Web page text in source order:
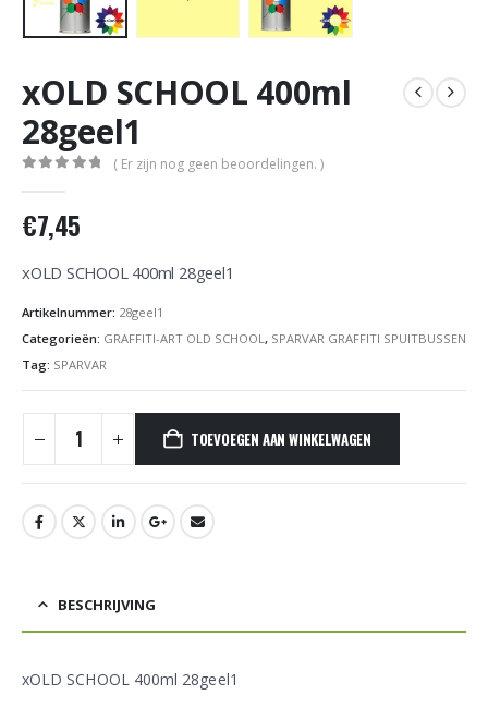
xOLD SCHOOL 400ml
28geel1
( Er zijn nog geen beoordelingen. )
€7,45
xOLD SCHOOL 400ml 28geel1
Artikelnummer: 28geel1
Categorieën: GRAFFITI-ART OLD SCHOOL , SPARVAR GRAFFITI SPUITBUSSEN
Tag: SPARVAR
TOEVOEGEN AAN WINKELWAGEN
BESCHRIJVING
xOLD SCHOOL 400ml 28geel1